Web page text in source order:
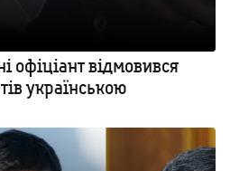
офіціант відмовився
українською